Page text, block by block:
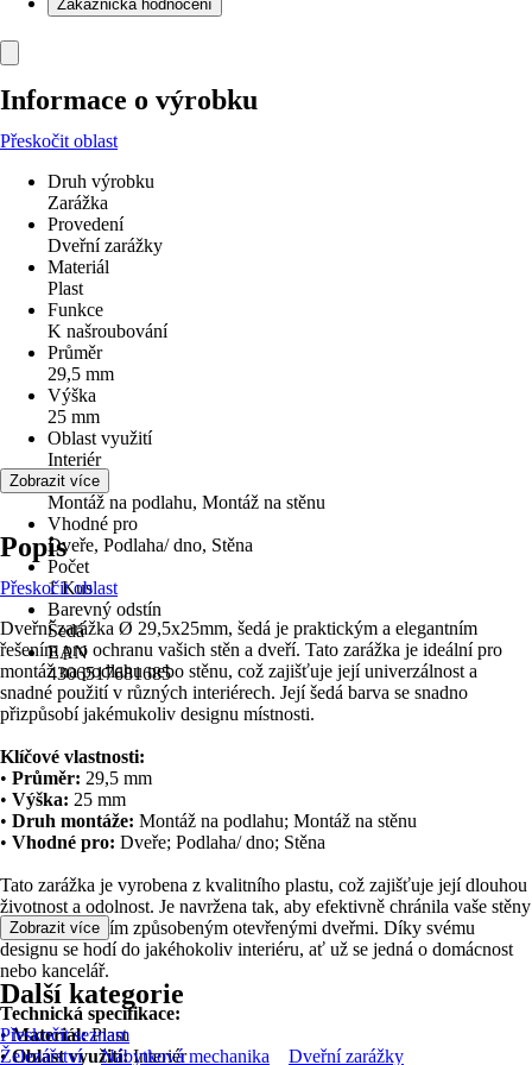
Zákaznická hodnocení
Informace o výrobku
Přeskočit oblast
Druh výrobku
Zarážka
Provedení
Dveřní zarážky
Materiál
Plast
Funkce
K našroubování
Průměr
29,5 mm
Výška
25 mm
Oblast využití
Interiér
Využití
Montáž na podlahu, Montáž na stěnu
Vhodné pro
Dveře, Podlaha/ dno, Stěna
Počet
1 Kus
Barevný odstín
Šedá
EAN
4306517681685
Zobrazit více
Popis
Přeskočit oblast
Dveřní zarážka Ø 29,5x25mm, šedá je praktickým a elegantním
řešením pro ochranu vašich stěn a dveří. Tato zarážka je ideální pro
montáž na podlahu nebo stěnu, což zajišťuje její univerzálnost a
snadné použití v různých interiérech. Její šedá barva se snadno
přizpůsobí jakémukoliv designu místnosti.
Klíčové vlastnosti:
• Průměr: 29,5 mm
• Výška: 25 mm
• Druh montáže: Montáž na podlahu; Montáž na stěnu
• Vhodné pro: Dveře; Podlaha/ dno; Stěna
Tato zarážka je vyrobena z kvalitního plastu, což zajišťuje její dlouhou
životnost a odolnost. Je navržena tak, aby efektivně chránila vaše stěny
před poškozením způsobeným otevřenými dveřmi. Díky svému
designu se hodí do jakéhokoliv interiéru, ať už se jedná o domácnost
nebo kancelář.
Technická specifikace:
•Materiál:Plast
•Oblast využití:Interiér
Zobrazit více
Další kategorie
Přeskočit seznam
Železářství
Nábytková mechanika
Dveřní zarážky